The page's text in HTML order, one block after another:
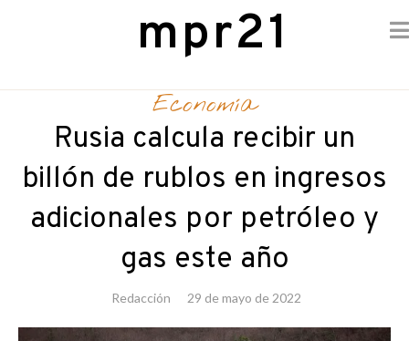
mpr21
Economía
Rusia calcula recibir un
billón de rublos en ingresos
adicionales por petróleo y
gas este año
Redacción 29 de mayo de 2022